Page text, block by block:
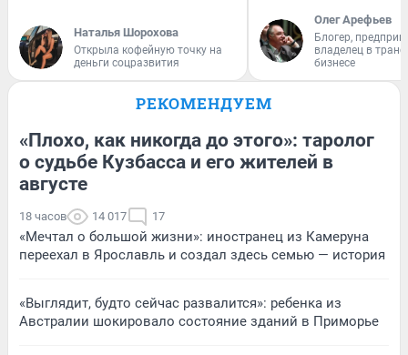
Наталья Шорохова
Открыла кофейную точку на
деньги соцразвития
Олег Арефьев
Блогер,
владелец в
бизнесе
РЕКОМЕНДУЕМ
«Плохо, как никогда до этого»: таролог
о судьбе Кузбасса и его жителей в
августе
18 часов 14 017 17
«Мечтал о большой жизни»: иностранец из Камеруна
переехал в Ярославль и создал здесь семью — история
«Выглядит, будто сейчас развалится»: ребенка из
Австралии шокировало состояние зданий в Приморье